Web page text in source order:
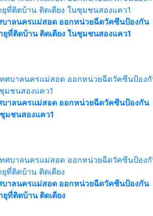
าลนครแม่สอด ออกหน่วยฉีดวัคซีนป้องกัน
ที่ติดบ้าน ติดเตียง ในชุมชนสองแคว1
าลนครแม่สอด ออกหน่วยฉีดวัคซีนป้องกัน
มชนสองแคว1
าลนครแม่สอด ออกหน่วยฉีดวัคซีนป้องกัน
ที่ติดบ้าน ติดเตียง